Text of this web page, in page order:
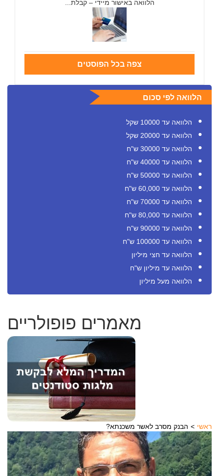
הלוואה באישור מיידי – קבלת...
צפה בכל הפוסטים
הלוואה לפי סכום
הלוואה עד 10000 שקל
הלוואה עד 20000 שקל
הלוואה עד 30000 ש"ח
הלוואה עד 40000 ש"ח
הלוואה עד 50000 ש"ח
הלוואה עד 60,000 ש"ח
הלוואה עד 70000 ש"ח
הלוואה עד 80,000 ש"ח
הלוואה עד 90000 ש"ח
הלוואה עד 100000 ש"ח
הלוואה עד חצי מיליון
הלוואה עד מיליון ש"ח
הלוואה מעל מיליון
מאמרים פופולריים
ראשי ?הבנק מסרב לאשר משכנתא